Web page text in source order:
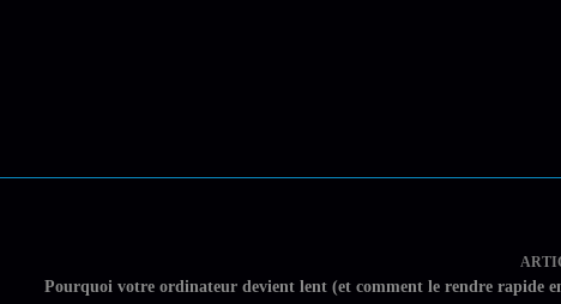
Pourquoi votre ordinateur devient lent (et comment le rendre rapide